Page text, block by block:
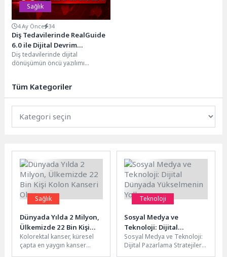
Sağlık
4 Ay Önce 34
Diş Tedavilerinde RealGuide
6.0 ile Dijital Devrim
Yaşanacak
Diş tedavilerinde dijital
dönüşümün öncü yazılımı
Tüm Kategoriler
Sağlık
Dünyada Yılda 2 Milyon,
Ülkemizde 22 Bin Kişi
Kolon Kanseri Oluyor
Kolorektal kanser, küresel
çapta en yaygın kanser
Teknoloji
Sosyal Medya ve
Teknoloji: Dijital
Dünyada Yükselmenin
Yolları
Sosyal Medya ve Teknoloji:
Dijital Pazarlama Stratejileri